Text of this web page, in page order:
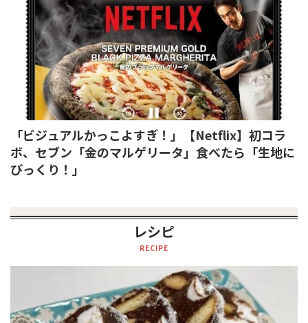
「ビジュアルかっこよすぎ！」【Netflix】初コラ
ボ、セブン「金のマルゲリータ」食べたら「生地に
びっくり！」
レシピ
RECIPE